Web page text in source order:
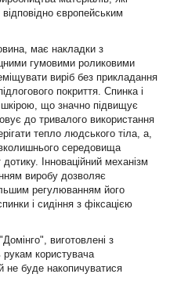
європейським
має накладки з
гумовими роликовими
виріб без прикладання
покриття. Спинка і
шкірою, що значно підвищує
до тривалого використання
тепло людського тіла, а,
середовища
Інноваційний механізм
виробу дозволяє
регулюванням його
і сидіння з фіксацією
виготовлені з
користувача
не буде накопичуватися